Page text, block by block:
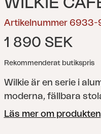
Artikelnummer 6933-
1 890 SEK
Rekommenderat butikspris
Wilkie är en serie i
moderna, fällbara
Perfekta som
Läs mer om produkten